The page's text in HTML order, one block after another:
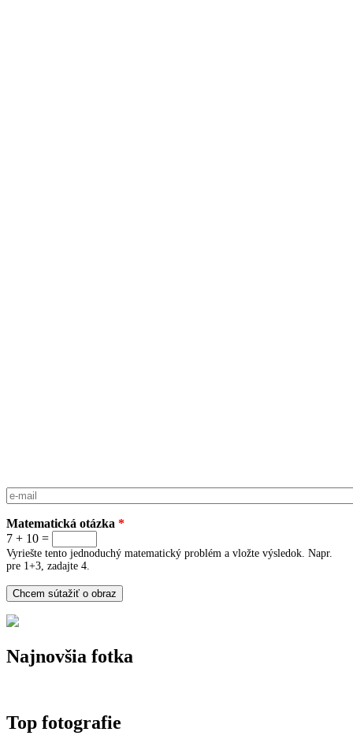
E-mail
Matematická otázka *
7 + 10 =
Vyriešte tento jednoduchý matematický problém a vložte výsledok. Napr.
pre 1+3, zadajte 4.
Najnovšia fotka
Top fotografie